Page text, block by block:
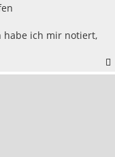
habe ich mir notiert,